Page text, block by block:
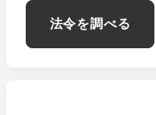
法令を調べる